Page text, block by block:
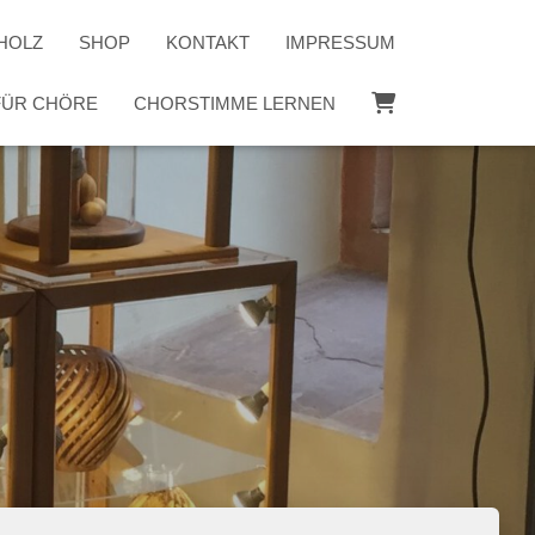
SHOP KONTAKT IMPRESSUM
CHÖRE CHORSTIMME LERNEN